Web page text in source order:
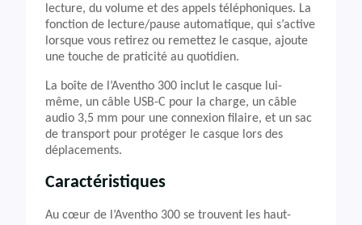
lecture, du volume et des appels téléphoniques. La
fonction de lecture/pause automatique, qui s’active
lorsque vous retirez ou remettez le casque, ajoute
une touche de praticité au quotidien.
La boîte de l’Aventho 300 inclut le casque lui-
même, un câble USB-C pour la charge, un câble
audio 3,5 mm pour une connexion filaire, et un sac
de transport pour protéger le casque lors des
déplacements.
Caractéristiques
Au cœur de l’Aventho 300 se trouvent les haut-